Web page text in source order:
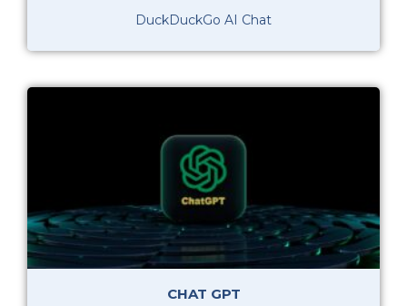
DuckDuckGo AI Chat
CHAT GPT